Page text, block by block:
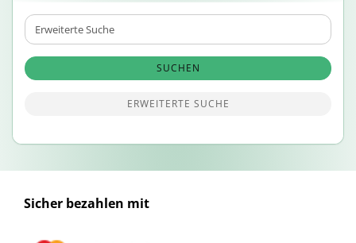
Erweiterte
Suche
SUCHEN
ERWEITERTE SUCHE
Sicher bezahlen mit